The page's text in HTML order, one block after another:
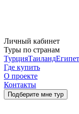
Личный кабинет
Туры по странам
ТурцияТаиландЕгипет
Где купить
О проекте
Контакты
Подберите мне тур